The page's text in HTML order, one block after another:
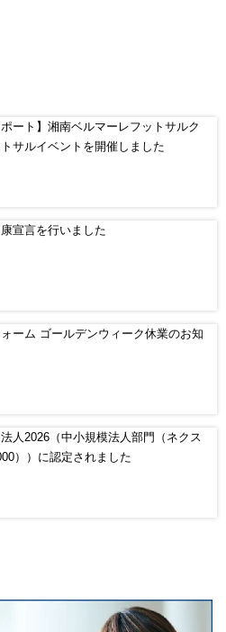
ポート】湘南ベルマーレフットサルク
サルイベントを開催しました
宣言を行いました
ォーム ゴールデンウィーク休業のお知
人2026（中小規模法人部門（ネクス
））に認定されました